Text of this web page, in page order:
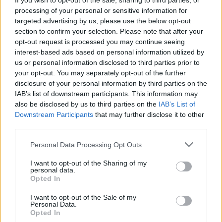
processing of your personal or sensitive information for
targeted advertising by us, please use the below opt-out
section to confirm your selection. Please note that after your
opt-out request is processed you may continue seeing
interest-based ads based on personal information utilized by
us or personal information disclosed to third parties prior to
your opt-out. You may separately opt-out of the further
disclosure of your personal information by third parties on the
IAB’s list of downstream participants. This information may
also be disclosed by us to third parties on the IAB’s List of
Downstream Participants that may further disclose it to other
Personal Data Processing Opt Outs
I want to opt-out of the Sharing of my
personal data.
Opted In
I want to opt-out of the Sale of my
Personal Data.
Opted In
Šumavy
1.6.2000
Milí přátelé ekologie, snad jsem tady mezi vámi správně, abych
mohla vyjádřit to, co mne návštěvou Šumavy vyděsilo, rozčílilo i
zklamalo zároveň. Aby moje obavy, vztek i pocit bezmocnosti
zapadly do úrodné půdy, aby jste se vy, kteří víte, kam tyto a řádky
podobné nasměrovat, pomohli mně, ale hlavně Šumavě a jistě
našemu celému pohraničí někoho kompetentního konečně
probudit!!! Řekněte - co dělat????
Viktor Třebický: Sklo je stále tou nejlepší ze špatných
Richard Tichý, citovaný v článku "Akce proti PET lahvím a za návrat
" z 18. května 2000 se vyslovuje proti
snaze "rádobybojovníků za životní prostředí" omezit užívání PET
lahví. Jeho argument zní, že užívání jak PET tak skleněných lahví je
spojeno s rizikem znečišťování životního prostředí (v čemž má
nejsme z odborného hlediska schopni různé vlivy na životní
prostředí seriózně porovnat. To už tak docela pravda není.